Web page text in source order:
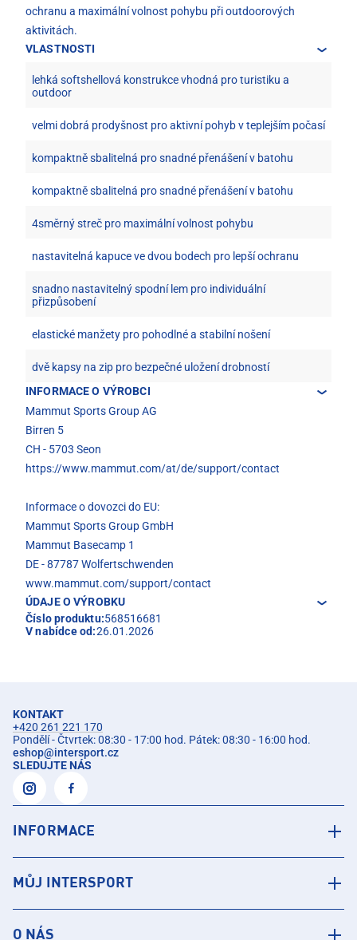
ochranu a maximální volnost pohybu při outdoorových
aktivitách.
VLASTNOSTI
lehká softshellová konstrukce vhodná pro turistiku a
outdoor
velmi dobrá prodyšnost pro aktivní pohyb v teplejším počasí
kompaktně sbalitelná pro snadné přenášení v batohu
kompaktně sbalitelná pro snadné přenášení v batohu
4směrný streč pro maximální volnost pohybu
nastavitelná kapuce ve dvou bodech pro lepší ochranu
snadno nastavitelný spodní lem pro individuální
přizpůsobení
elastické manžety pro pohodlné a stabilní nošení
dvě kapsy na zip pro bezpečné uložení drobností
INFORMACE O VÝROBCI
Mammut Sports Group AG
Birren 5
CH - 5703 Seon
https://www.mammut.com/at/de/support/contact
Informace o dovozci do EU:
Mammut Sports Group GmbH
Mammut Basecamp 1
DE - 87787 Wolfertschwenden
www.mammut.com/support/contact
ÚDAJE O VÝROBKU
Číslo produktu:568516681
V nabídce od:26.01.2026
KONTAKT
+420 261 221 170
Pondělí - Čtvrtek: 08:30 - 17:00 hod. Pátek: 08:30 - 16:00 hod.
eshop@intersport.cz
SLEDUJTE NÁS
INFORMACE
MŮJ INTERSPORT
O NÁS